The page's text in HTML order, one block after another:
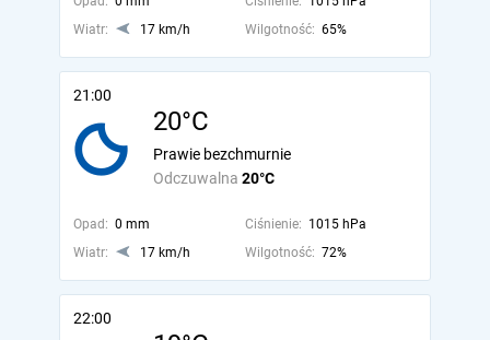
Wiatr:
17 km/h Wilgotność: 65%
21:00
20°C
Odczuwalna 20°C
Prawie bezchmurnie
Opad: 0 mm Ciśnienie: 1015 hPa
Wiatr:
17 km/h Wilgotność: 72%
22:00